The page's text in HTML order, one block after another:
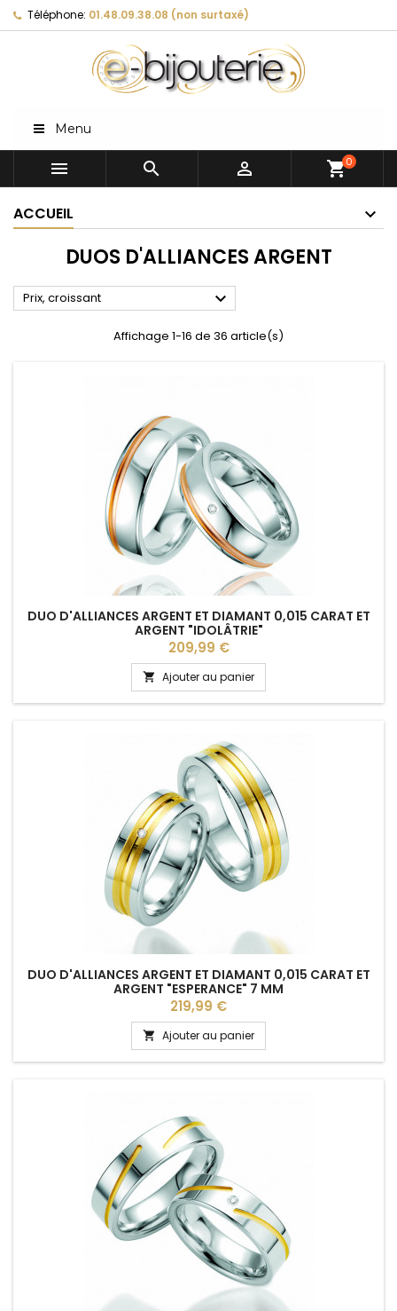
Téléphone: 01.48.09.38.08 (non surtaxé)
Menu
   shopping_cart0
ACCUEIL
DUOS D'ALLIANCES ARGENT
Prix, croissant 
Affichage 1-16 de 36 article(s)
DUO D'ALLIANCES ARGENT ET DIAMANT 0,015 CARAT ET
ARGENT "IDOLÂTRIE"
Prix
209,99 €
 Ajouter au panier
DUO D'ALLIANCES ARGENT ET DIAMANT 0,015 CARAT ET
ARGENT "ESPERANCE" 7 MM
Prix
219,99 €
 Ajouter au panier